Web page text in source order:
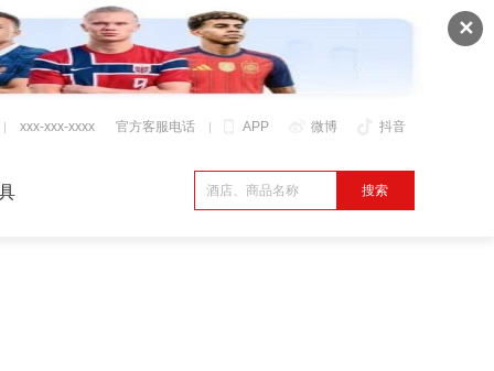
✕
APP 微博 抖音
xxx-xxx-xxxx 官方客服电话